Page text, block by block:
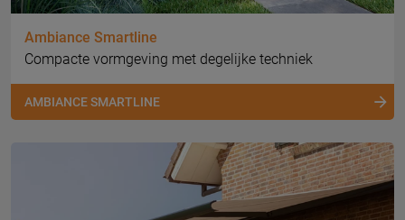
Ambiance Smartline
Compacte vormgeving met degelijke techniek
AMBIANCE SMARTLINE